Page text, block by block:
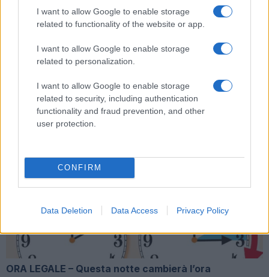
I want to allow Google to enable storage
related to functionality of the website or app.
I want to allow Google to enable storage
related to personalization.
I want to allow Google to enable storage
related to security, including authentication
functionality and fraud prevention, and other
user protection.
CONFIRM
Data Deletion Data Access Privacy Policy
ARTICOLI CORRELATI
ULTIM’ORA – Coronavirus, fine dello stop della Costa
Smeralda a Civitavecchia
ORA LEGALE – Questa notte cambierà l’ora